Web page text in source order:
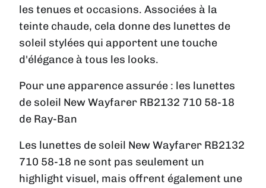
les tenues et occasions. Associées à la
teinte chaude, cela donne des lunettes de
soleil stylées qui apportent une touche
d'élégance à tous les looks.
Pour une apparence assurée : les lunettes
de soleil New Wayfarer RB2132 710 58-18
de Ray-Ban
Les lunettes de soleil New Wayfarer RB2132
710 58-18 ne sont pas seulement un
highlight visuel, mais offrent également une